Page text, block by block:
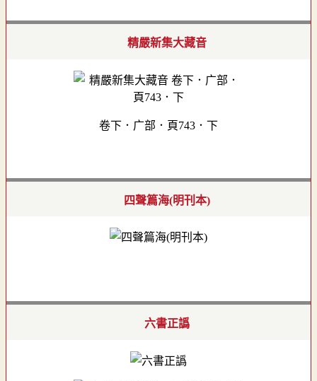
精嚴新集大藏音
卷下．广部．頁743．下
四聲篇海(明刊本)
六書正譌